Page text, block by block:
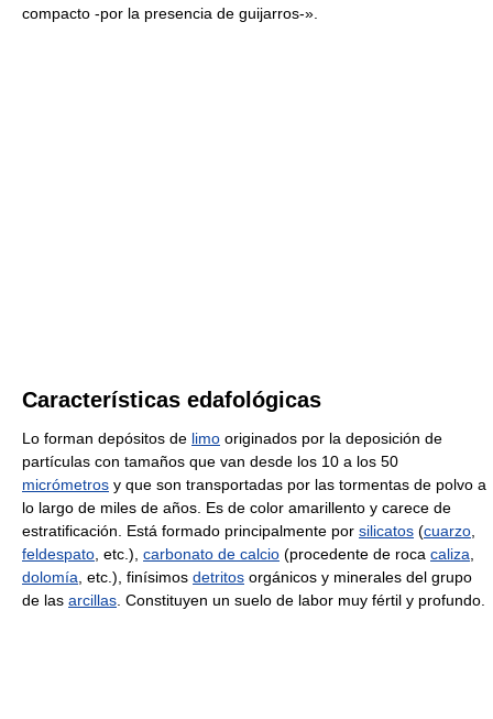
compacto -por la presencia de guijarros-».
Características edafológicas
Lo forman depósitos de limo originados por la deposición de
partículas con tamaños que van desde los 10 a los 50
micrómetros y que son transportadas por las tormentas de polvo a
lo largo de miles de años. Es de color amarillento y carece de
estratificación. Está formado principalmente por silicatos (cuarzo
feldespato , etc.), carbonato de calcio (procedente de roca caliza
dolomía , etc.), finísimos detritos orgánicos y minerales del grupo
de las arcillas . Constituyen un suelo de labor muy fértil y profundo.